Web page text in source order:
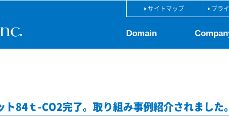
Domain
サイトマップ プラ
ト84ｔ-CO2完了。取り組み事例紹介されました。